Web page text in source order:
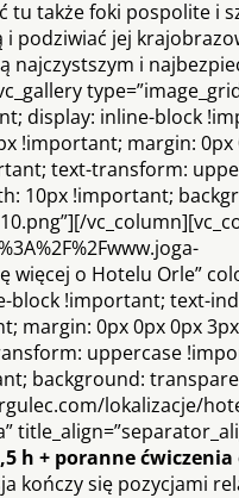
tu także foki pospolite i
i podziwiać jej
najczystszym i
display: inline-block
!important; margin: 0px
text-transform:
10px !important;
więcej o Hotelu Orle”
block !important; text-
margin: 0px 0px 0px
uppercase
background:
lokalizacje/
h + poranne
kończy się pozycjami